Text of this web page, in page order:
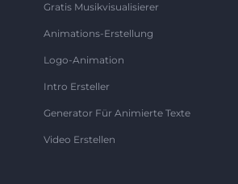
Gratis Musikvisualisierer
Animations-Erstellung
Logo-Animation
Intro Ersteller
Generator Für Animierte Texte
Video Erstellen